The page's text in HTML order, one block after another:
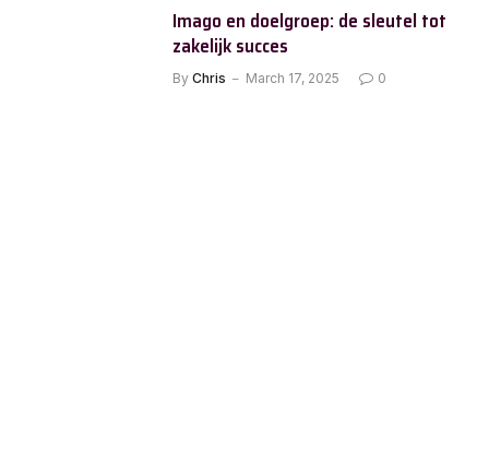
Imago en doelgroep: de sleutel tot
zakelijk succes
By Chris March 17, 2025 0